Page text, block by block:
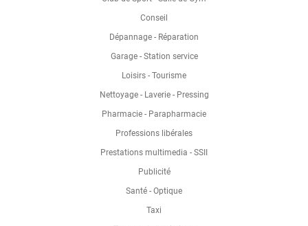
Conseil
Dépannage - Réparation
Garage - Station service
Loisirs - Tourisme
Nettoyage - Laverie - Pressing
Pharmacie - Parapharmacie
Professions libérales
Prestations multimedia - SSII
Publicité
Santé - Optique
Taxi